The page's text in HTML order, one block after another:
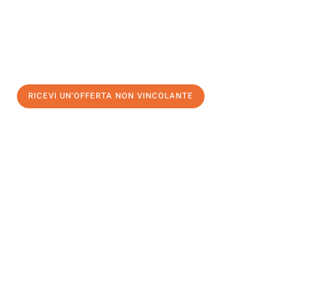
RICEVI UN'OFFERTA NON VINCOLANTE